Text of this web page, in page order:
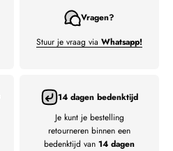
Vragen?
Stuur je vraag via Whatsapp!
14 dagen bedenktijd
Je kunt je bestelling
retourneren binnen een
bedenktijd van 14 dagen